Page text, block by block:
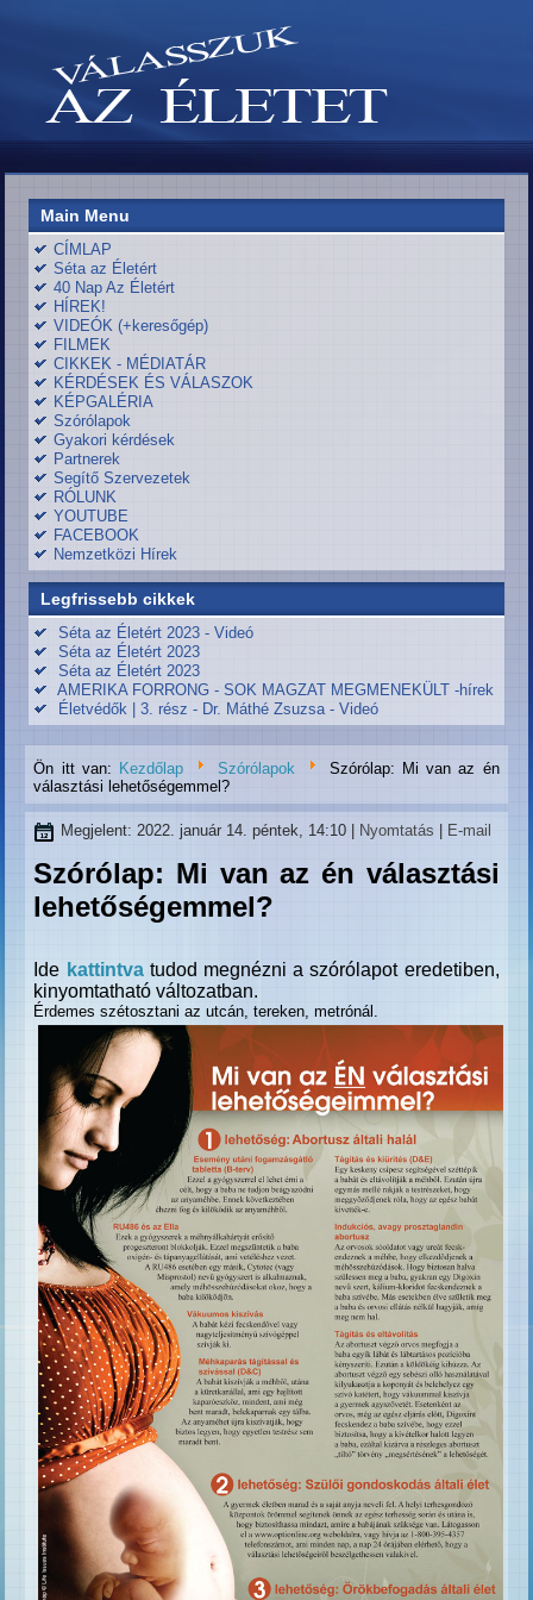
Main Menu
CÍMLAP
Séta az Életért
40 Nap Az Életért
HÍREK!
VIDEÓK (+keresőgép)
FILMEK
CIKKEK - MÉDIATÁR
KÉRDÉSEK ÉS VÁLASZOK
KÉPGALÉRIA
Szórólapok
Gyakori kérdések
Partnerek
Segítő Szervezetek
RÓLUNK
YOUTUBE
FACEBOOK
Nemzetközi Hírek
Legfrissebb cikkek
Séta az Életért 2023 - Videó
Séta az Életért 2023
Séta az Életért 2023
AMERIKA FORRONG - SOK MAGZAT MEGMENEKÜLT -hírek
Életvédők | 3. rész - Dr. Máthé Zsuzsa - Videó
Ön itt van: Kezdőlap Szórólapok
Szórólap: Mi van az én
választási lehetőségemmel?
Megjelent: 2022. január 14. péntek, 14:10 Nyomtatás E-mail
Szórólap: Mi van az én választási
lehetőségemmel?
Ide kattintvatudod megnézni a szórólapot eredetiben,
kinyomtatható változatban.
Érdemes szétosztani az utcán, tereken, metrónál.